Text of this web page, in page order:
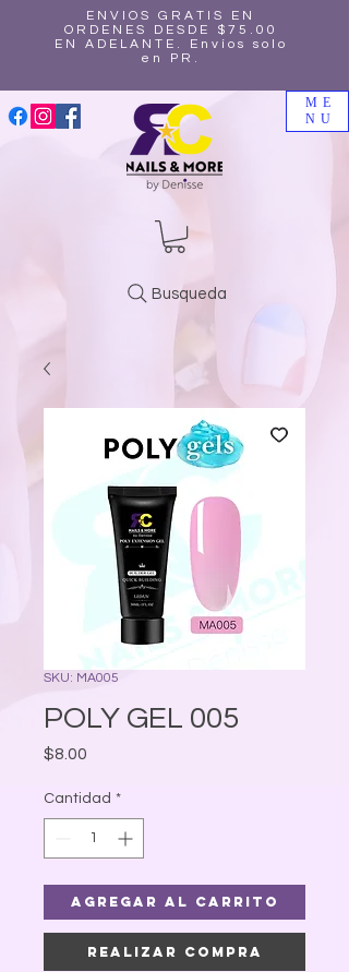
ENVIOS GRATIS EN
ORDENES DESDE $75.00
EN ADELANTE. Envíos solo
en PR.
ME
NU
Busqueda
SKU: MA005
POLY GEL 005
$8.00
Cantidad *
Agregar al carrito
Realizar compra